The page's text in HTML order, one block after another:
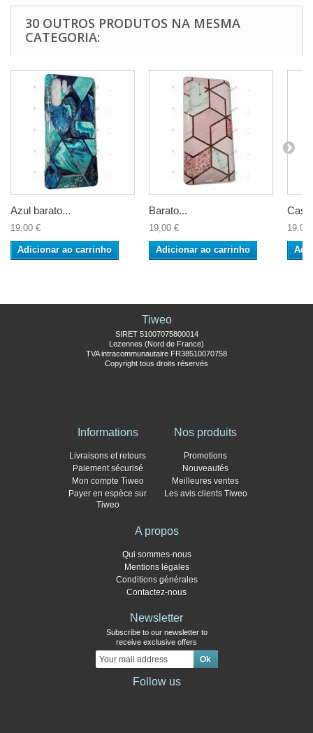
30 OUTROS PRODUTOS NA MESMA
CATEGORIA:
Azul barato...
19,00 €
Adicionar ao carrinho
Barato...
19,00 €
Adicionar ao carrinho
19,00
Tiweo
SIRET 51007075800014
Lezennes (Nord de France)
TVA intracommunautaire FR38510070758
Copyright tous droits réservés
Informations
Livraisons et retours
Paiement sécurisé
Mon compte Tiweo
Payer en espèce sur
Tiweo
Nos produits
Promotions
Nouveautés
Meilleures ventes
Les avis clients Tiweo
A propos
Qui sommes-nous
Mentions légales
Conditions générales
Contactez-nous
Newsletter
Subscribe to our newsletter to
receive exclusive offers
Follow us